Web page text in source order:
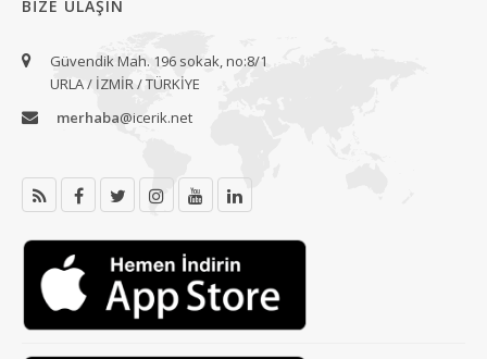
BIZE ULAŞIN
Güvendik Mah. 196 sokak, no:8/1
URLA / İZMİR / TÜRKİYE
merhaba@icerik.net